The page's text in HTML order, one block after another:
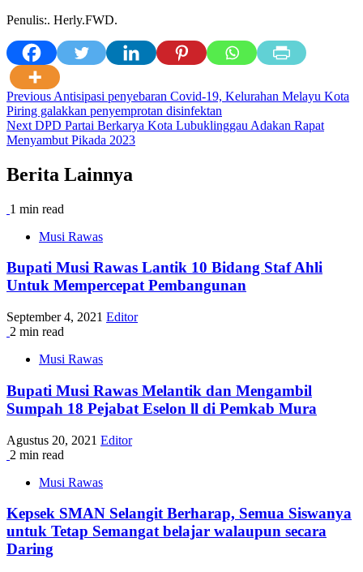
Penulis:. Herly.FWD.
Post
navigation
Previous Antisipasi penyebaran Covid-19, Kelurahan Melayu Kota
Piring galakkan penyemprotan disinfektan
Next DPD Partai Berkarya Kota Lubuklinggau Adakan Rapat
Menyambut Pikada 2023
Berita Lainnya
1 min read
Musi Rawas
Bupati Musi Rawas Lantik 10 Bidang Staf Ahli
Untuk Mempercepat Pembangunan
September 4, 2021 Editor
2 min read
Musi Rawas
Bupati Musi Rawas Melantik dan Mengambil
Sumpah 18 Pejabat Eselon ll di Pemkab Mura
Agustus 20, 2021 Editor
2 min read
Musi Rawas
Kepsek SMAN Selangit Berharap, Semua Siswanya
untuk Tetap Semangat belajar walaupun secara
Daring